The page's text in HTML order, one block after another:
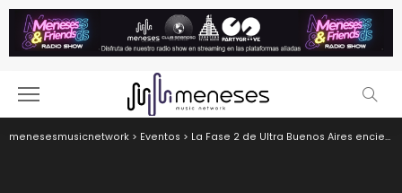
menesesmusicnetwork > Eventos > La Fase 2 de Ultra Buenos Aires enciende la cuenta regresiva hacia su edición más monumental